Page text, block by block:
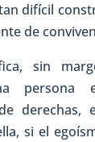
difícil
de
sin
persona
derechas,
si el